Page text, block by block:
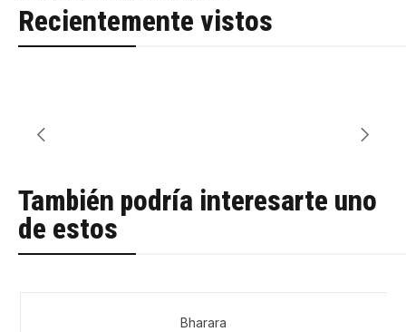
Recientemente vistos
También podría interesarte uno
de estos
Bharara